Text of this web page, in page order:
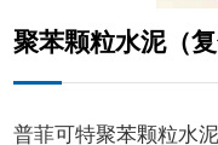
聚苯颗粒水泥（
普菲可特聚苯颗粒水